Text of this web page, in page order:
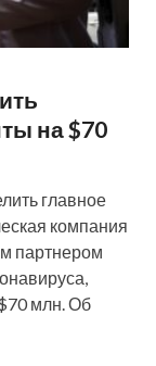
на $70
главное
компания
партнером
млн. Об